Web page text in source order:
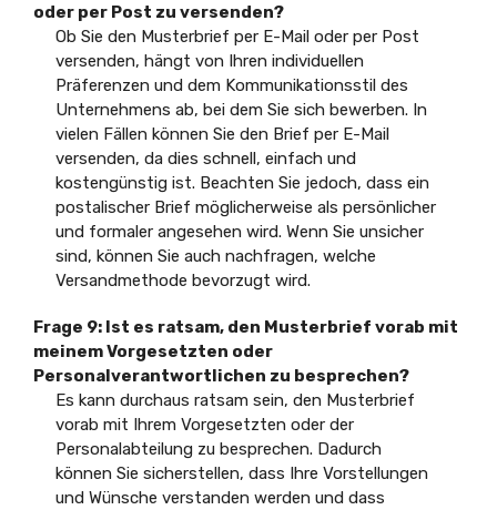
oder per Post zu versenden?
Ob Sie den Musterbrief per E-Mail oder per Post
versenden, hängt von Ihren individuellen
Präferenzen und dem Kommunikationsstil des
Unternehmens ab, bei dem Sie sich bewerben. In
vielen Fällen können Sie den Brief per E-Mail
versenden, da dies schnell, einfach und
kostengünstig ist. Beachten Sie jedoch, dass ein
postalischer Brief möglicherweise als persönlicher
und formaler angesehen wird. Wenn Sie unsicher
sind, können Sie auch nachfragen, welche
Versandmethode bevorzugt wird.
Frage 9: Ist es ratsam, den Musterbrief vorab mit
meinem Vorgesetzten oder
Personalverantwortlichen zu besprechen?
Es kann durchaus ratsam sein, den Musterbrief
vorab mit Ihrem Vorgesetzten oder der
Personalabteilung zu besprechen. Dadurch
können Sie sicherstellen, dass Ihre Vorstellungen
und Wünsche verstanden werden und dass